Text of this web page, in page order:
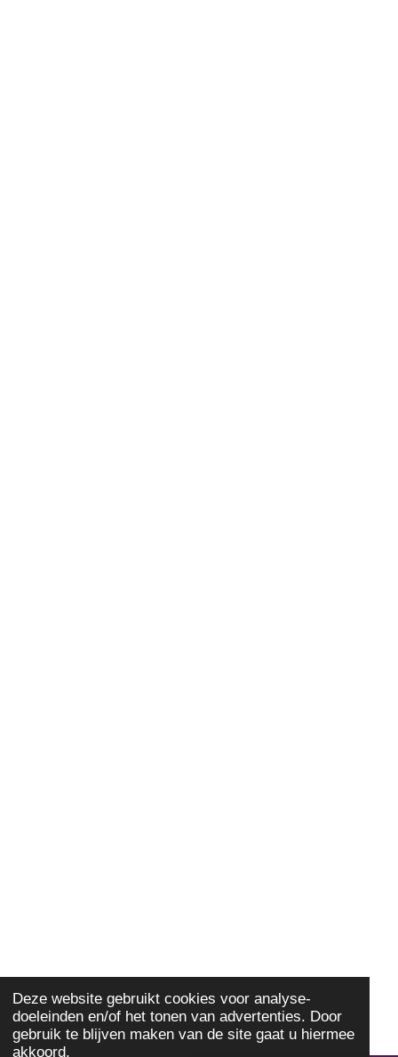
Deze website gebruikt cookies voor analyse-
doeleinden en/of het tonen van advertenties. Door
gebruik te blijven maken van de site gaat u hiermee
akkoord.